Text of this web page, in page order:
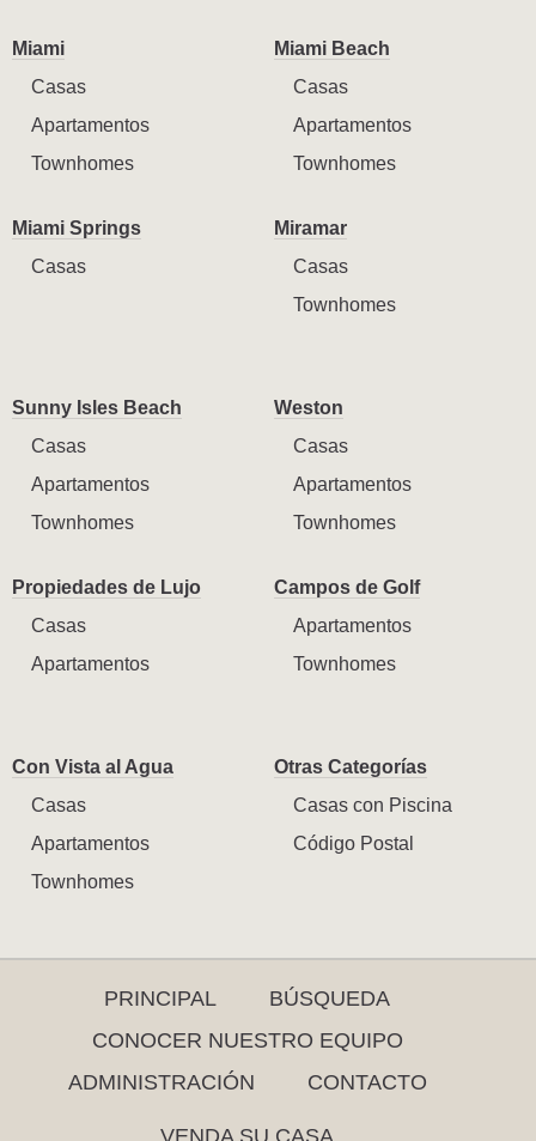
Miami
Casas
Apartamentos
Townhomes
Miami Beach
Casas
Apartamentos
Townhomes
Miami Springs
Casas
Miramar
Casas
Townhomes
Sunny Isles Beach
Casas
Apartamentos
Townhomes
Weston
Casas
Apartamentos
Townhomes
Propiedades de Lujo
Casas
Apartamentos
Campos de Golf
Apartamentos
Townhomes
Con Vista al Agua
Casas
Apartamentos
Townhomes
Otras Categorías
Casas con Piscina
Código Postal
PRINCIPAL
BÚSQUEDA
CONOCER NUESTRO EQUIPO
ADMINISTRACIÓN
CONTACTO
VENDA SU CASA